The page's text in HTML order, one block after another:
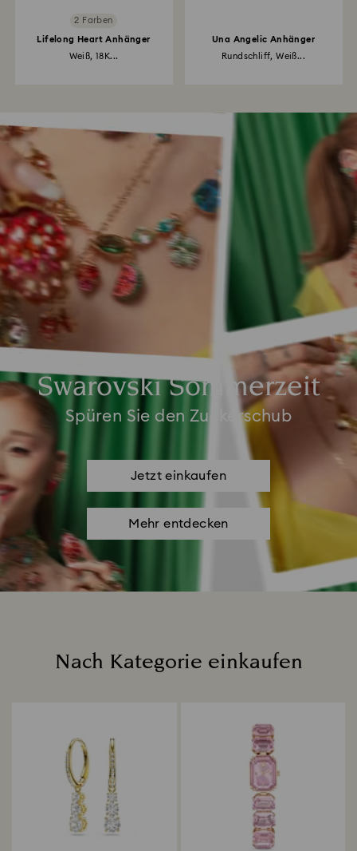
2 Farben
Lifelong Heart Anhänger
Weiß, 18K...
Una Angelic Anhänger
Rundschliff, Weiß...
Swarovski Sommerzeit
Spüren Sie den Zuckerschub
Jetzt einkaufen
Mehr entdecken
Nach Kategorie einkaufen